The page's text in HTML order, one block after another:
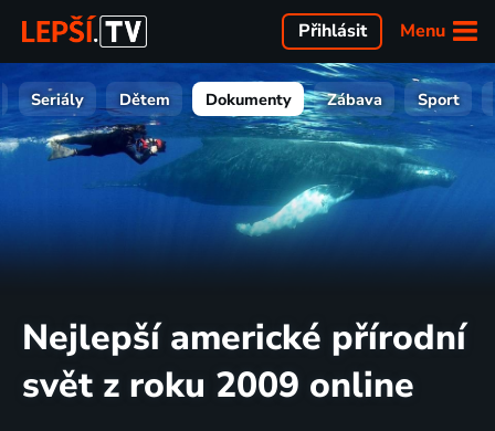
Menu
Přihlásit
Seriály Dětem Dokumenty Zábava Sport
Nejlepší americké přírodní
svět z roku 2009 online